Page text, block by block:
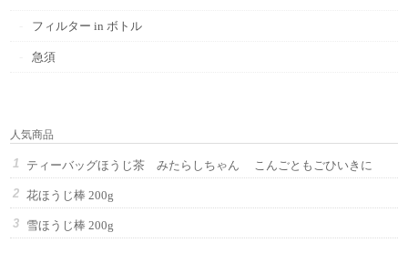
フィルター in ボトル
急須
人気商品
ティーバッグほうじ茶 みたらしちゃん こんごともごひいきに
花ほうじ棒 200g
雪ほうじ棒 200g